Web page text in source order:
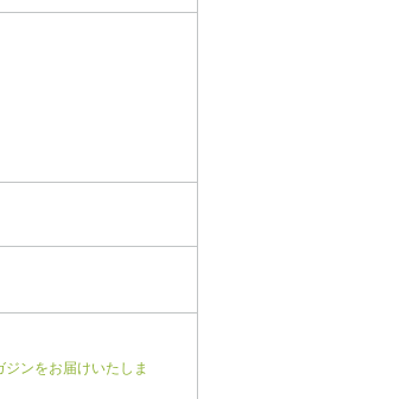
ンをお届けいたしま